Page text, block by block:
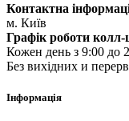
Контактна
м. Київ
Графік роботи колл-
Кожен день з 9:00 до
Без вихідних и перерв
Інформація